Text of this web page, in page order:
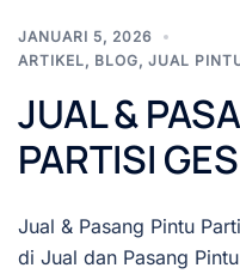
JANUARI 5, 2026
ARTIKEL, BLOG, JUAL
JUAL &
PARTISI
Jual & Pasang Pintu
di Jual dan Pasang